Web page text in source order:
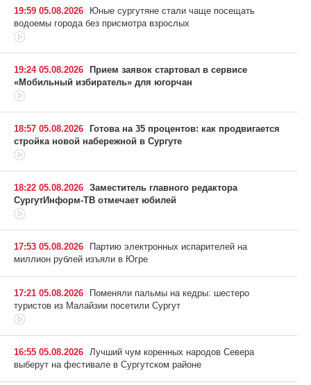
19:59 05.08.2026
Юные сургутяне стали чаще посещать
водоемы города без присмотра взрослых
19:24 05.08.2026 Прием заявок стартовал в сервисе
«Мобильный избиратель» для югорчан
18:57 05.08.2026 Готова на 35 процентов: как продвигается
стройка новой набережной в Сургуте
18:22 05.08.2026 Заместитель главного редактора
СургутИнформ-ТВ отмечает юбилей
17:53 05.08.2026
Партию электронных испарителей на
миллион рублей изъяли в Югре
17:21 05.08.2026
Поменяли пальмы на кедры: шестеро
туристов из Малайзии посетили Сургут
16:55 05.08.2026
Лучший чум коренных народов Севера
выберут на фестивале в Сургутском районе